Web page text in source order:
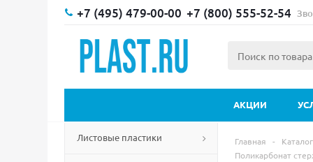
+7 (495) 479-00-00 +7 (800) 555-52-54
АКЦИИ
Листовые пластики Главная -
Каталог
Поликарбонат